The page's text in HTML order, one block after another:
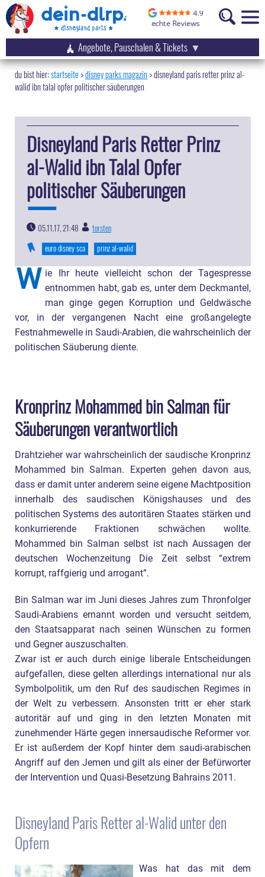
Angebote, Pauschalen & Tickets
startseite disney parks magazin>disneyland paris retter prinz al-
walid ibn talal opfer politischer säuberungen
Disneyland Paris Retter Prinz
al-Walid ibn Talal Opfer
politischer Säuberungen
05.11.17, 21:48
torsten
euro disney sca
prinz al-walid
W ie Ihr heute vielleicht schon der Tagespresse
entnommen habt, gab es, unter dem Deckmantel,
man ginge gegen Korruption und Geldwäsche
vor, in der vergangenen Nacht eine großangelegte
Festnahmewelle in Saudi-Arabien, die wahrscheinlich der
politischen Säuberung diente.
Kronprinz Mohammed bin Salman für
Säuberungen verantwortlich
Drahtzieher war wahrscheinlich der saudische Kronprinz
Mohammed bin Salman. Experten gehen davon aus,
dass er damit unter anderem seine eigene Machtposition
innerhalb des saudischen Königshauses und des
politischen Systems des autoritären Staates stärken und
konkurrierende Fraktionen schwächen wollte.
Mohammed bin Salman selbst ist nach Aussagen der
deutschen Wochenzeitung Die Zeit selbst “extrem
korrupt, raffgierig und arrogant”.
Bin Salman war im Juni dieses Jahres zum Thronfolger
Saudi-Arabiens ernannt worden und versucht seitdem,
den Staatsapparat nach seinen Wünschen zu formen
und Gegner auszuschalten.
Zwar ist er auch durch einige liberale Entscheidungen
aufgefallen, diese gelten allerdings international nur als
Symbolpolitik, um den Ruf des saudischen Regimes in
der Welt zu verbessern. Ansonsten tritt er eher stark
autoritär auf und ging in den letzten Monaten mit
zunehmender Härte gegen innersaudische Reformer vor.
Er ist außerdem der Kopf hinter dem saudi-arabischen
Angriff auf den Jemen und gilt als einer der Befürworter
der Intervention und Quasi-Besetzung Bahrains 2011.
Disneyland Paris Retter al-Walid unter den
Opfern
Was hat das mit dem